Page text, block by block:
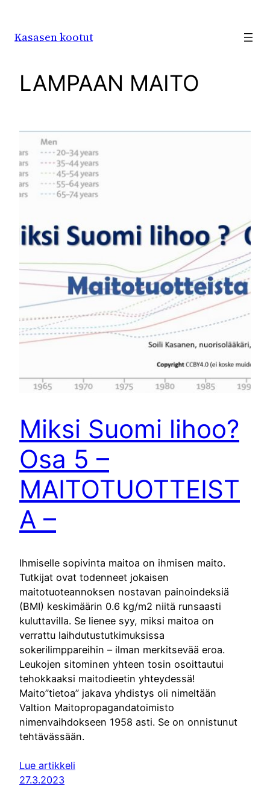
Kasasen kootut
LAMPAAN MAITO
Miksi Suomi lihoo?
Osa 5 –
MAITOTUOTTEIST
A –
Ihmiselle sopivinta maitoa on ihmisen maito.
Tutkijat ovat todenneet jokaisen
maitotuoteannoksen nostavan painoindeksiä
(BMI) keskimäärin 0.6 kg/m2 niitä runsaasti
kuluttavilla. Se lienee syy, miksi maitoa on
verrattu laihdutustutkimuksissa
sokerilimppareihin – ilman merkitsevää eroa.
Leukojen sitominen yhteen tosin osoittautui
tehokkaaksi maitodieetin yhteydessä!
Maito”tietoa” jakava yhdistys oli nimeltään
Valtion Maitopropagandatoimisto
nimenvaihdokseen 1958 asti. Se on onnistunut
tehtävässään.
Lue artikkeli
27.3.2023